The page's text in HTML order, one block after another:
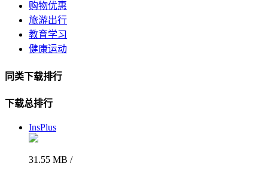
购物优惠
旅游出行
教育学习
健康运动
同类下载排行
下载总排行
InsPlus
31.55 MB /